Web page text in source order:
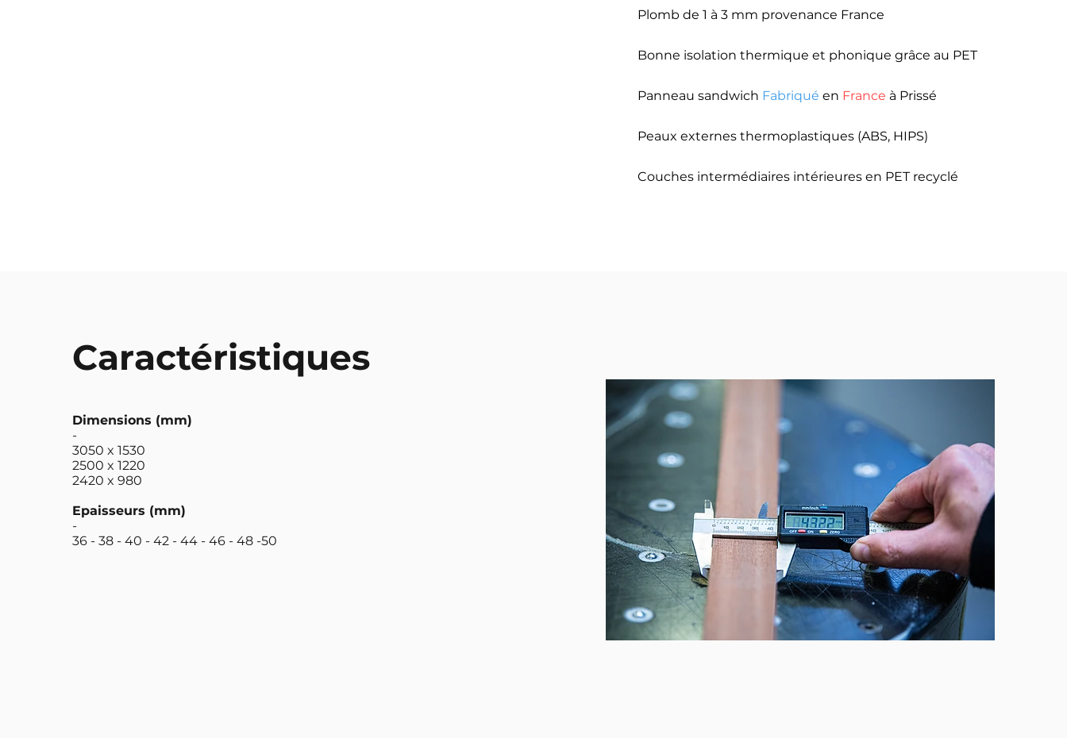
Plomb de 1 à 3 mm provenance France
Bonne isolation thermique et phonique grâce au PET
Panneau sandwich Fabriqué en France à Prissé
Peaux externes thermoplastiques (ABS, HIPS)
Couches intermédiaires intérieures en PET recyclé
Caractéristiques
Dimensions (mm)
-
3050 x 1530
2500 x 1220
2420 x 980
Epaisseurs (mm)
-
36 - 38 - 40 - 42 - 44 - 46 - 48 -50